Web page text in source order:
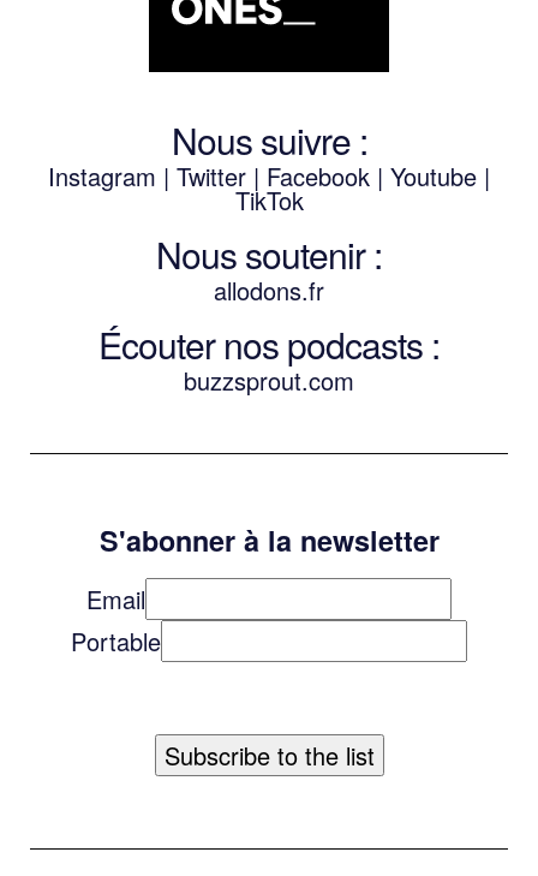
Nous suivre :
Instagram | Twitter | Facebook | Youtube |
TikTok
Nous soutenir :
allodons.fr
Écouter nos podcasts :
buzzsprout.com
S'abonner à la newsletter
Email
Portable